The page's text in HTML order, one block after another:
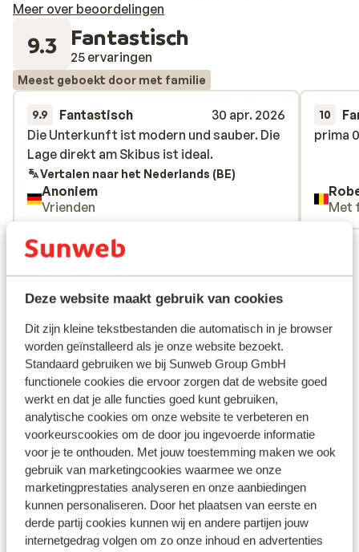
Deze website maakt gebruik van cookies
Dit zijn kleine tekstbestanden die automatisch in je browser
worden geïnstalleerd als je onze website bezoekt.
Standaard gebruiken we bij Sunweb Group GmbH
functionele cookies die ervoor zorgen dat de website goed
werkt en dat je alle functies goed kunt gebruiken,
analytische cookies om onze website te verbeteren en
voorkeurscookies om de door jou ingevoerde informatie
voor je te onthouden. Met jouw toestemming maken we ook
gebruik van marketingcookies waarmee we onze
marketingprestaties analyseren en onze aanbiedingen
kunnen personaliseren. Door het plaatsen van eerste en
derde partij cookies kunnen wij en andere partijen jouw
internetgedrag volgen om zo onze inhoud en advertenties
Meer over beoordelingen
9.3 Fantastisch
25 ervaringen
Meest geboekt door met familie
9.9 Fantastisch
30 apr. 2026
Die Unterkunft ist modern und sauber. Die
Lage direkt am Skibus ist ideal.
Die Unterkunft ist modern und sauber. Die
Lage direkt am Skibus ist ideal.
Vertalen naar het Nederlands (BE)
Anoniem
Vrienden
10
prima
prima
Met
Bekijk alle 25 ervaringen
Ligging
Bekijk op kaart
Afstanden
Centrum Ischgl: 7 km
Afstand tot skipiste circa 3,5 kilometer
Skibushalte direct naast het hotel ( skibus gratis
op vertoon van skipas of guest card)